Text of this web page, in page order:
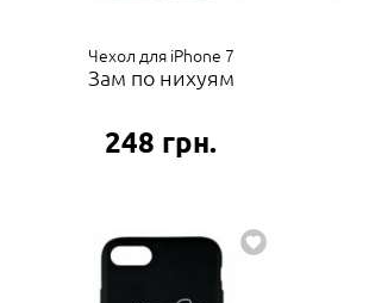
Чехол для iPhone 7
Зам по нихуям
248 грн.